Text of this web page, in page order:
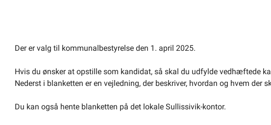
Der er valg til kommunalbestyrelse den 1. april 2025.
Hvis du ønsker at opstille som kandidat, så skal du udfylde vedhæftede
Nederst i blanketten er en vejledning, der beskriver, hvordan og hvem der
Du kan også hente blanketten på det lokale Sullissivik-kontor.